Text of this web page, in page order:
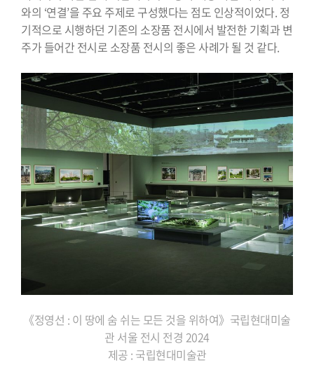
와의 ‘연결’을 주요 주제로 구성했다는 점도 인상적이었다. 정
기적으로 시행하던 기존의 소장품 전시에서 발전한 기획과 변
주가 들어간 전시로 소장품 전시의 좋은 사례가 될 것 같다.
《정영선 : 이 땅에 숨 쉬는 모든 것을 위하여》국립현대미술
관 서울 전시 전경 2024
제공 : 국립현대미술관